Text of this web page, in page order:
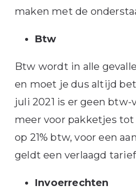
maken met de
Btw
Btw wordt in alle
en moet je dus altijd
juli 2021 is er geen
meer voor pakketjes tot
op 21% btw, voor een
geldt een verlaagd tarief
Invoerrechten